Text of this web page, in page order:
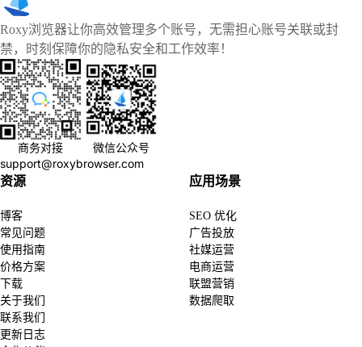
Roxy浏览器让你高效管理多个账号，无需担心账号关联或封
禁，时刻保障你的隐私安全和工作效率！
商务对接
微信公众号
support@roxybrowser.com
资源
博客
常见问题
使用指南
价格方案
下载
关于我们
联系我们
更新日志
应用场景
SEO 优化
广告投放
社媒运营
电商运营
联盟营销
数据爬取